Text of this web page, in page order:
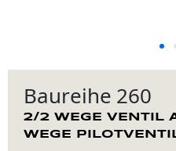
Baureihe 260
2/2 WEGE VENTIL
WEGE